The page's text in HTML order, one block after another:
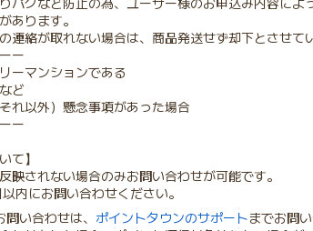
あります。
連絡が取れない場合は、商品発送せず却下とさせて
ー
ーマンションである
ど
れ以外）懸念事項があった場合
ー
て】
映されない場合のみお問い合わせが可能です。
内にお問い合わせください。
い合わせは、 ポイントタウンのサポートまでお問